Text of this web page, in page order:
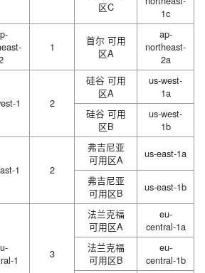
区C
1c
1
首尔 可用
区A
ap-
northeast-
2a
1 2
硅谷 可用
区A
us-west-
1a
硅谷 可用
区B
us-west-
1b
1 2
弗吉尼亚
可用区A
us-east-1a
弗吉尼亚
可用区B
us-east-1b
1
3
法兰克福
可用区A
eu-
central-1a
法兰克福
可用区B
eu-
central-1b